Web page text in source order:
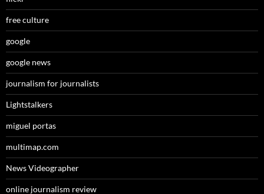
free culture
google
google news
journalism for journalists
Lightstalkers
miguel portas
multimap.com
News Videographer
online journalism review